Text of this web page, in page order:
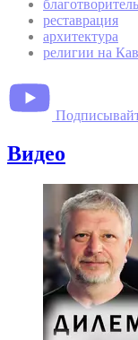
реставрация
архитектура
религии на
Видео